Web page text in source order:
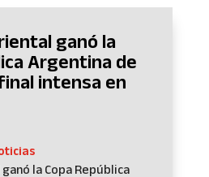
ganó la
Argentina de
intensa en
la Copa República